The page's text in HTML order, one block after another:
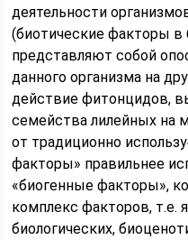
деятельности
(биотические факторы в
представляют собой
данного организма на
действие фитонцидов,
семейства лилейных на
от традиционно
факторы» правильнее
«биогенные факторы»,
комплекс факторов, т.е.
биологических,